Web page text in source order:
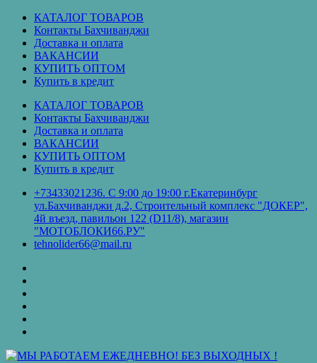
Перейти
содержимому
КАТАЛОГ ТОВАРОВ
Контакты Бахчиванджи
Доставка и оплата
ВАКАНСИИ
КУПИТЬ ОПТОМ
Купить в кредит
КАТАЛОГ ТОВАРОВ
Контакты Бахчиванджи
Доставка и оплата
ВАКАНСИИ
КУПИТЬ ОПТОМ
Купить в кредит
+73433021236. С 9:00 до 19:00 г.Екатеринбург
ул.Бахчиванджи д.2, Строительный комплекс "ДОКЕР",
4й въезд, павильон 122 (D11/8), магазин
"МОТОБЛОКИ66.РУ"
tehnolider66@mail.ru
кредит